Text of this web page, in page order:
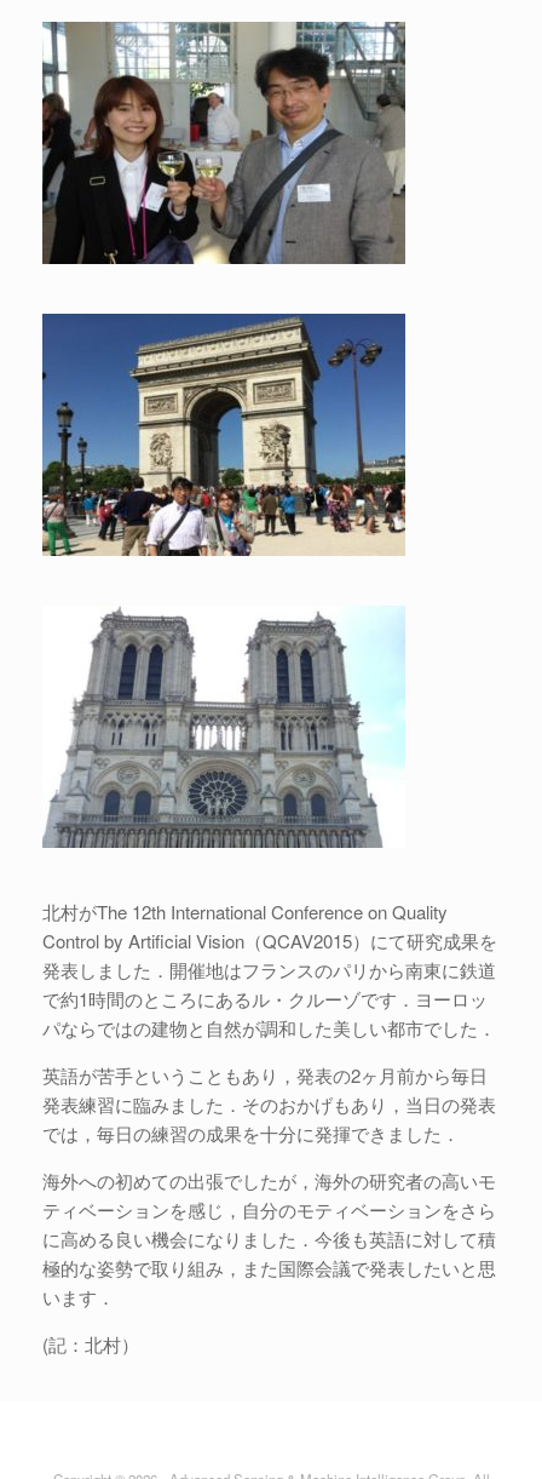
北村がThe 12th International Conference on Quality
Control by Artificial Vision（QCAV2015）にて研究成果を
発表しました．開催地はフランスのパリから南東に鉄道
で約1時間のところにあるル・クルーゾです．ヨーロッ
パならではの建物と自然が調和した美しい都市でした．
英語が苦手ということもあり，発表の2ヶ月前から毎日
発表練習に臨みました．そのおかげもあり，当日の発表
では，毎日の練習の成果を十分に発揮できました．
海外への初めての出張でしたが，海外の研究者の高いモ
ティベーションを感じ，自分のモティベーションをさら
に高める良い機会になりました．今後も英語に対して積
極的な姿勢で取り組み，また国際会議で発表したいと思
います．
(記：北村）